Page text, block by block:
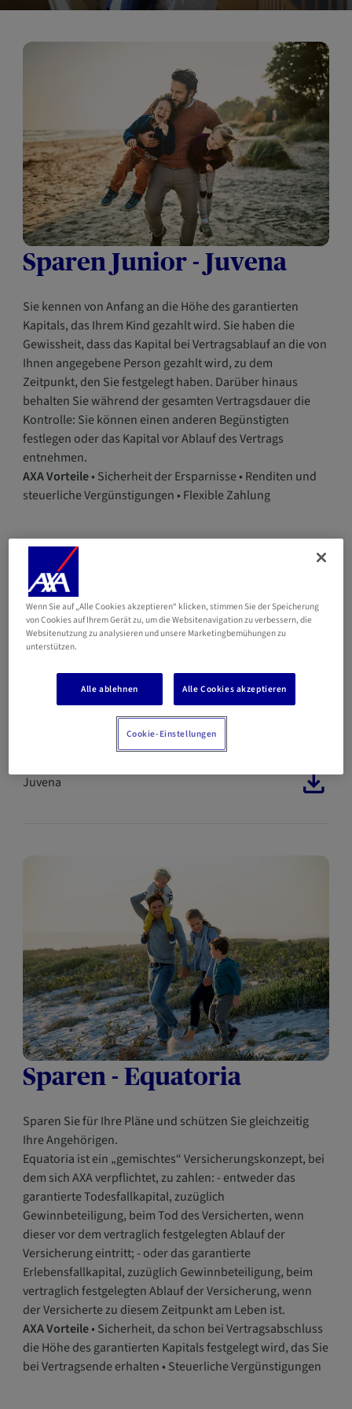
Sparen Junior - Juvena
Sie kennen von Anfang an die Höhe des garantierten
Kapitals, das Ihrem Kind gezahlt wird. Sie haben die
Gewissheit, dass das Kapital bei Vertragsablauf an die von
Ihnen angegebene Person gezahlt wird, zu dem
Zeitpunkt, den Sie festgelegt haben. Darüber hinaus
behalten Sie während der gesamten Vertragsdauer die
Kontrolle: Sie können einen anderen Begünstigten
festlegen oder das Kapital vor Ablauf des Vertrags
entnehmen.
AXA Vorteile• Sicherheit der Ersparnisse • Renditen und
steuerliche Vergünstigungen • Flexible Zahlung
Mehr Informationen
WERBEBROSCHÜRE
Juvena
VERSICHERUNGSBEDINGUNGEN
Ass. VIE
Juvena
Sparen - Equatoria
Sparen Sie für Ihre Pläne und schützen Sie gleichzeitig
Ihre Angehörigen.
Equatoria ist ein „gemischtes“ Versicherungskonzept, bei
dem sich AXA verpflichtet, zu zahlen: - entweder das
garantierte Todesfallkapital, zuzüglich
Gewinnbeteiligung, beim Tod des Versicherten, wenn
dieser vor dem vertraglich festgelegten Ablauf der
Versicherung eintritt; - oder das garantierte
Erlebensfallkapital, zuzüglich Gewinnbeteiligung, beim
vertraglich festgelegten Ablauf der Versicherung, wenn
der Versicherte zu diesem Zeitpunkt am Leben ist.
AXA Vorteile• Sicherheit, da schon bei Vertragsabschluss
die Höhe des garantierten Kapitals festgelegt wird, das Sie
bei Vertragsende erhalten • Steuerliche Vergünstigungen
Wenn Sie auf „Alle Cookies akzeptieren“ klicken, stimmen Sie der Speicherung
von Cookies auf Ihrem Gerät zu, um die Websitenavigation zu verbessern, die
Websitenutzung zu analysieren und unsere Marketingbemühungen zu
unterstützen.
Alle ablehnen Alle Cookies akzeptieren
Cookie-Einstellungen